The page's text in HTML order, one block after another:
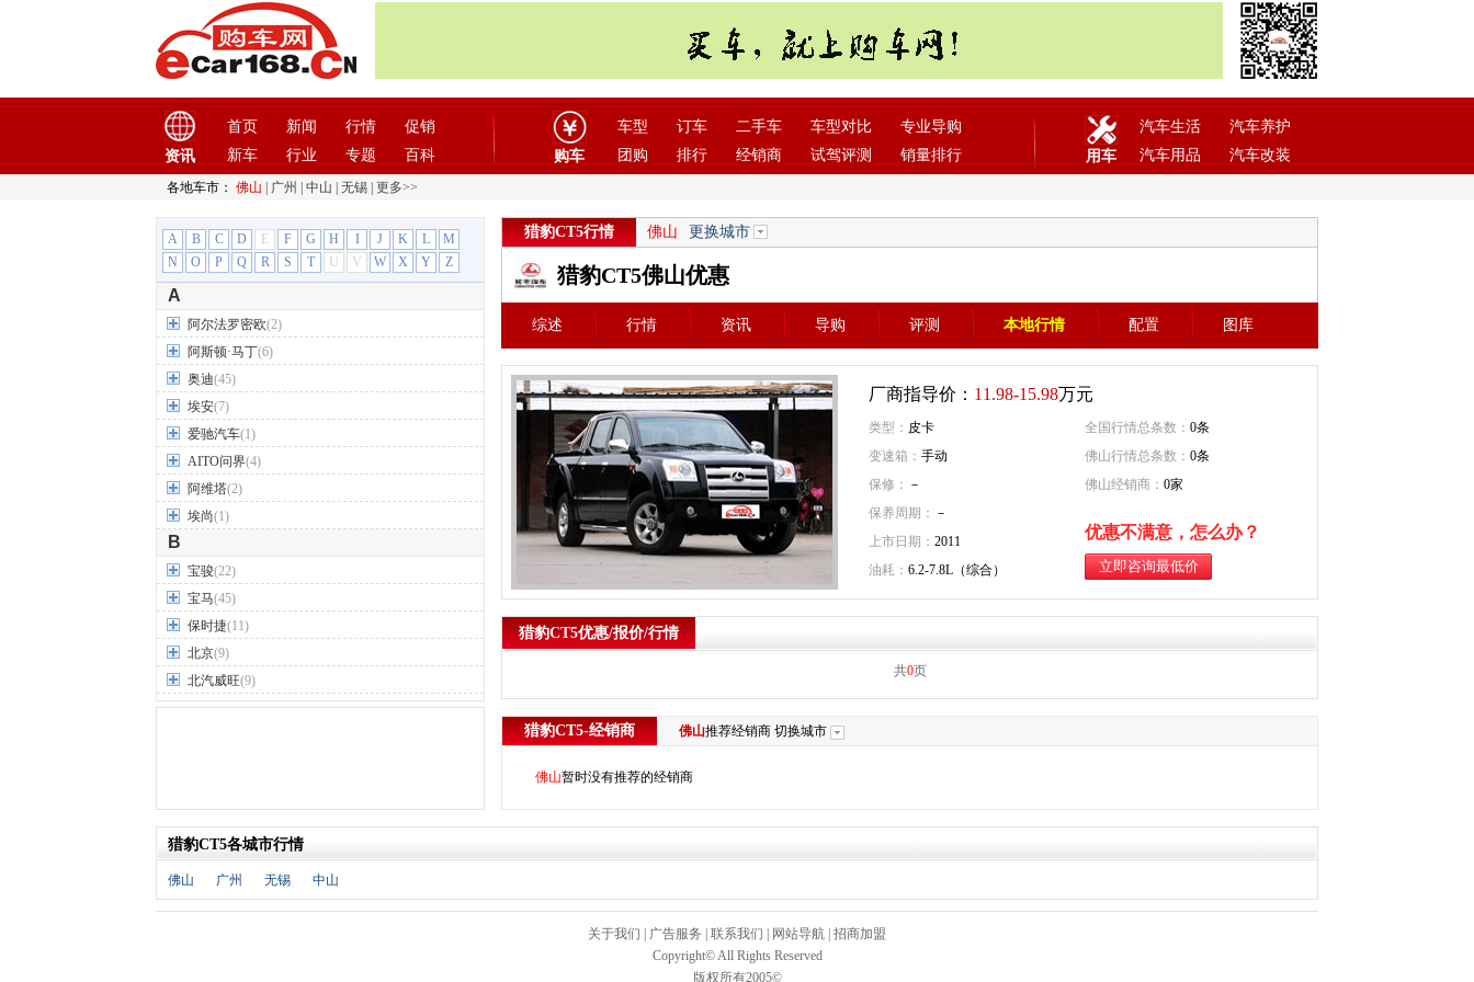
资讯
首页 新闻 行情
促销
新车
行业 专题 百科 购车
车型 订车 二手车 车型对比
专业导购
团购
排行 经销商 试驾评测 销量排行 用车
汽车生活
汽车养护
汽车用品
汽车改装
各地车市： 佛山 广州 中山 无锡 更多>>
A B C D E F G H I J K L
M
N
O P Q R S T U V W X Y Z
A
阿尔法罗密欧(2)
阿斯顿·马丁(6)
奥迪(45)
埃安(7)
爱驰汽车(1)
AITO问界(4)
阿维塔(2)
埃尚(1)
B
宝骏(22)
宝马(45)
保时捷(11)
北京(9)
北汽威旺(9)
北汽制造(7)
别克(24)
宾利
(5)
比亚迪(56)
猎豹CT5行情 佛山 更换城市
猎豹CT5佛山优惠
综述 行情 资讯 导购 评测 本地行情 配置 图库
厂商指导价： 11.98-15.98万元
类型： 皮卡 全国行情总条数： 0条
变速箱： 手动 佛山行情总条数： 0条
保修： － 佛山经销商： 0家
保养周期： －
优惠不满意，怎么办？
上市日期： 2011
油耗： 6.2-7.8L（综合）
猎豹CT5优惠/报价/行情
共0页
猎豹CT5-经销商 佛山推荐经销商 切换城市
佛山暂时没有推荐的经销商
猎豹CT5各城市行情
佛山 广州 无锡 中山
关于我们 广告服务 联系我们 网站导航 招商加盟
Copyright© All Rights Reserved
版权所有2005©